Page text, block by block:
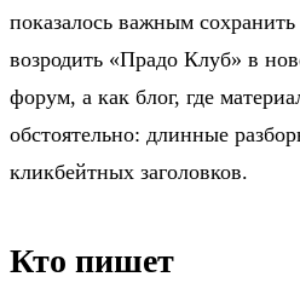
показалось важным
возродить «Прадо Клуб» в
форум, а как блог, где
обстоятельно: длинные
кликбейтных заголовков.
Кто пишет